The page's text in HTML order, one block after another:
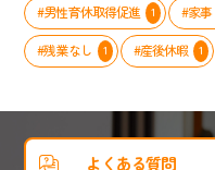
#男性育休取得促進 1 #家事
#残業なし 1 #産後休暇 1
よくある質問